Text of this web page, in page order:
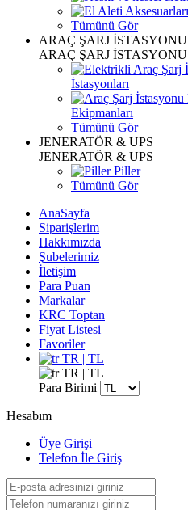
Tümünü Gör
ARAÇ ŞARJ İSTASYONU
ARAÇ ŞARJ İSTASYONU
İstasyonları
Ekipmanları
Tümünü Gör
JENERATÖR & UPS
JENERATÖR & UPS
Piller
Tümünü Gör
AnaSayfa
Siparişlerim
Hakkımızda
Şubelerimiz
İletişim
Para Puan
Markalar
KRC Toptan
Fiyat Listesi
Favoriler
TR | TL
TR | TL
Para Birimi
Hesabım
Üye Girişi
Telefon İle Giriş